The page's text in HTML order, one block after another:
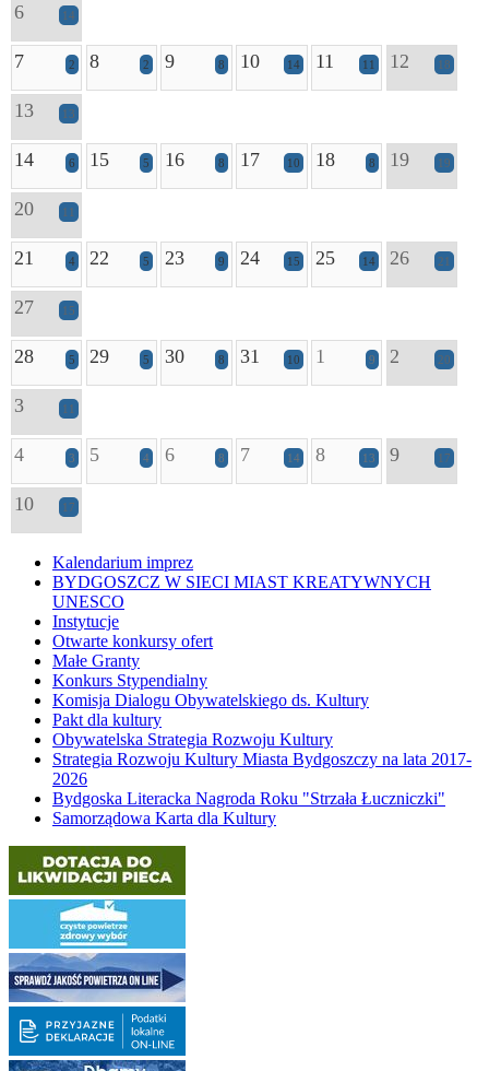
6 14
7 2 8 2 9 8 10 14 11 11 12 18
13 13
14 6 15 5 16 8 17 10 18 8 19 19
20 11
21 4 22 5 23 9 24 15 25 14 26 21
27 15
28 5 29 5 30 8 31 10 1 9 2 20
3 11
4 3 5 4 6 8 7 14 8 13 9 17
10 17
Kalendarium imprez
BYDGOSZCZ W SIECI MIAST KREATYWNYCH
UNESCO
Instytucje
Otwarte konkursy ofert
Małe Granty
Konkurs Stypendialny
Komisja Dialogu Obywatelskiego ds. Kultury
Pakt dla kultury
Obywatelska Strategia Rozwoju Kultury
Strategia Rozwoju Kultury Miasta Bydgoszczy na lata 2017-
2026
Bydgoska Literacka Nagroda Roku "Strzała Łuczniczki"
Samorządowa Karta dla Kultury